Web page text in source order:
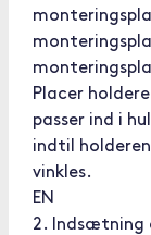
Placer
passer ind i
indtil
vinkles.
EN
2. Indsætning